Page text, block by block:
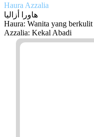
Haura Azzalia
هاورا أزاليا
Haura: Wanita yang
Azzalia: Kekal Abadi